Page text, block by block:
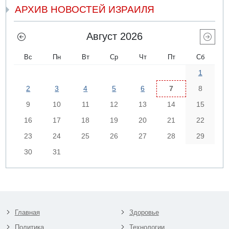
АРХИВ НОВОСТЕЙ ИЗРАИЛЯ
Август 2026
Вс Пн Вт Ср Чт Пт Сб
1
2
3 4 5 6 7
8
9
10 11 12 13 14
15
16
17 18 19 20 21
22
23
24 25 26 27 28
29
30
31
Главная
Политика
Здоровье
Технологии